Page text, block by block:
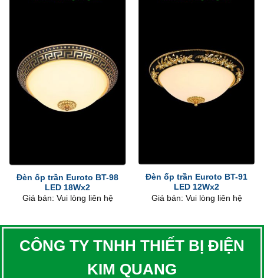
Đèn ốp trần Euroto BT-98
LED 18Wx2
Giá bán: Vui lòng liên hệ
Đèn ốp trần Euroto BT-91
LED 12Wx2
Giá bán: Vui lòng liên hệ
CÔNG TY TNHH THIẾT BỊ ĐIỆN
KIM QUANG